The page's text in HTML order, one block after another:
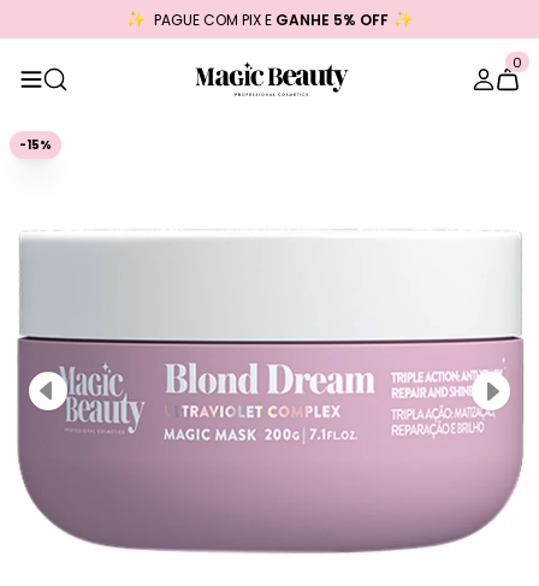
PAGUE COM PIX E GANHE 5% OFF
0
-15%